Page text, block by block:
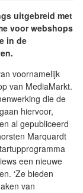
uitgebreid met
voor webshops
in de
voornamelijk
van MediaMarkt.
die de
hiervoor,
al gepubliceerd
Marquardt
een nieuwe
‘Ze bieden
van